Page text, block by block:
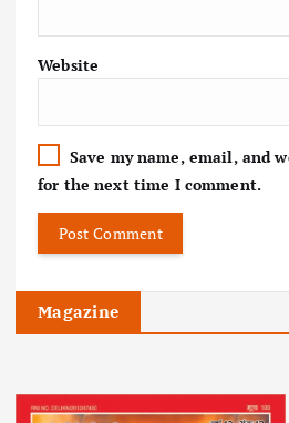
Website
Save my name, email, and
for the next time I comment.
Magazine